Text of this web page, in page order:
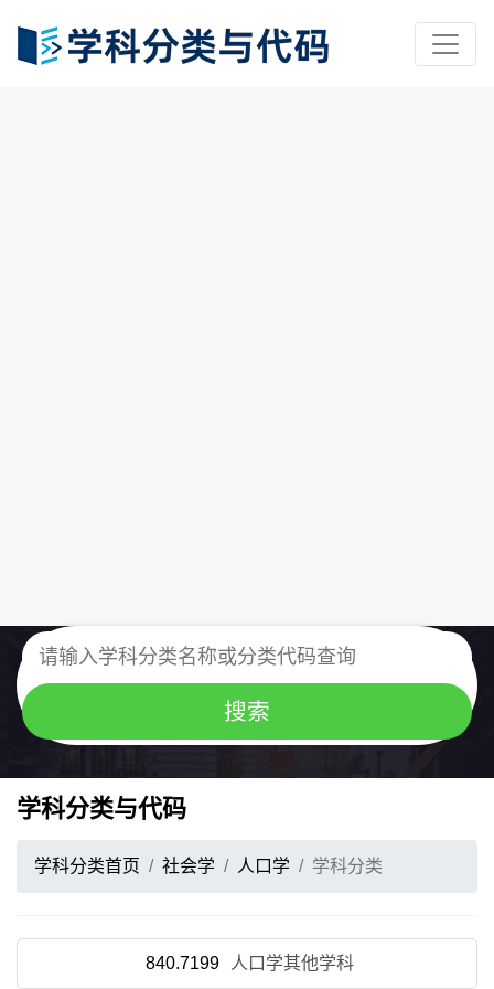
学科分类与代码
学科分类首页 社会学 人口学 学科分类
840.7199 人口学其他学科